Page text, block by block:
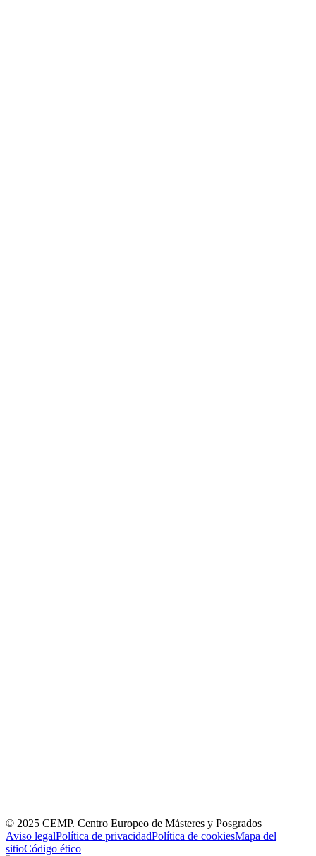
© 2025 CEMP. Centro Europeo de Másteres y Posgrados
Aviso legalPolítica de privacidadPolítica de cookiesMapa del
sitioCódigo ético